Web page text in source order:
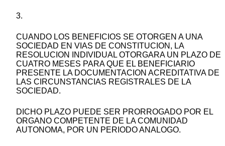
3.
CUANDO LOS BENEFICIOS SE OTORGEN A UNA
SOCIEDAD EN VIAS DE CONSTITUCION, LA
RESOLUCION INDIVIDUAL OTORGARA UN PLAZO DE
CUATRO MESES PARA QUE EL BENEFICIARIO
PRESENTE LA DOCUMENTACION ACREDITATIVA DE
LAS CIRCUNSTANCIAS REGISTRALES DE LA
SOCIEDAD.
DICHO PLAZO PUEDE SER PRORROGADO POR EL
ORGANO COMPETENTE DE LA COMUNIDAD
AUTONOMA, POR UN PERIODO ANALOGO.